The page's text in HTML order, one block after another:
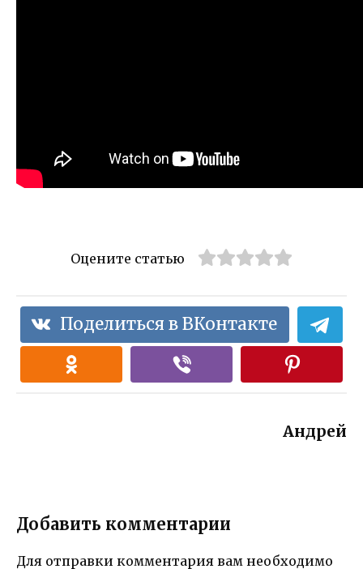
Оцените статью
Поделиться в ВКонтакте
Андрей
Добавить комментарии
Для отправки комментария вам необходимо